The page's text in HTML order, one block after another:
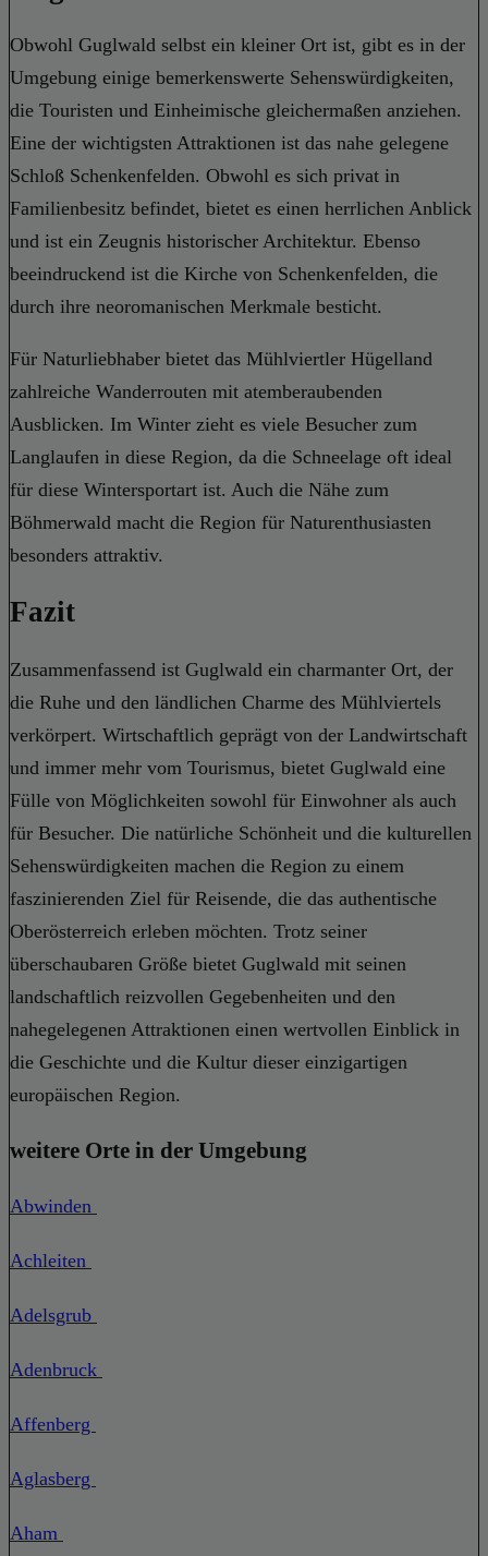
Obwohl Guglwald selbst ein kleiner Ort ist, gibt es in der
Umgebung einige bemerkenswerte Sehenswürdigkeiten,
die Touristen und Einheimische gleichermaßen anziehen.
Eine der wichtigsten Attraktionen ist das nahe gelegene
Schloß Schenkenfelden. Obwohl es sich privat in
Familienbesitz befindet, bietet es einen herrlichen Anblick
und ist ein Zeugnis historischer Architektur. Ebenso
beeindruckend ist die Kirche von Schenkenfelden, die
durch ihre neoromanischen Merkmale besticht.
Für Naturliebhaber bietet das Mühlviertler Hügelland
zahlreiche Wanderrouten mit atemberaubenden
Ausblicken. Im Winter zieht es viele Besucher zum
Langlaufen in diese Region, da die Schneelage oft ideal
für diese Wintersportart ist. Auch die Nähe zum
Böhmerwald macht die Region für Naturenthusiasten
besonders attraktiv.
Fazit
Zusammenfassend ist Guglwald ein charmanter Ort, der
die Ruhe und den ländlichen Charme des Mühlviertels
verkörpert. Wirtschaftlich geprägt von der Landwirtschaft
und immer mehr vom Tourismus, bietet Guglwald eine
Fülle von Möglichkeiten sowohl für Einwohner als auch
für Besucher. Die natürliche Schönheit und die kulturellen
Sehenswürdigkeiten machen die Region zu einem
faszinierenden Ziel für Reisende, die das authentische
Oberösterreich erleben möchten. Trotz seiner
überschaubaren Größe bietet Guglwald mit seinen
landschaftlich reizvollen Gegebenheiten und den
nahegelegenen Attraktionen einen wertvollen Einblick in
die Geschichte und die Kultur dieser einzigartigen
europäischen Region.
weitere Orte in der Umgebung
Abwinden
Achleiten
Adelsgrub
Adenbruck
Affenberg
Aglasberg
Aham